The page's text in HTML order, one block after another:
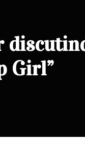
Girl”